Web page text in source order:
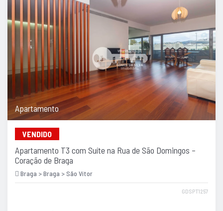
Apartamento
VENDIDO
Apartamento T3 com Suíte na Rua de São Domingos –
Coração de Braga
Braga > Braga > São Vítor
GDSPT1257